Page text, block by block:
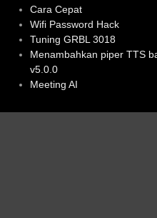
Cara Cepat
Wifi Password Hack
Tuning GRBL 3018
Menambahkan piper TTS
v5.0.0
Meeting AI